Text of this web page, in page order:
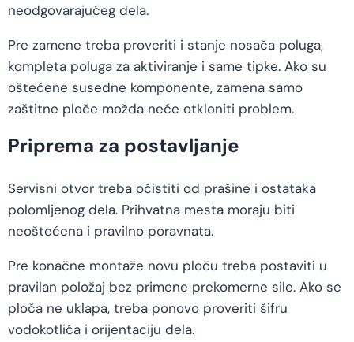
neodgovarajućeg dela.
Pre zamene treba proveriti i stanje nosača poluga,
kompleta poluga za aktiviranje i same tipke. Ako su
oštećene susedne komponente, zamena samo
zaštitne ploče možda neće otkloniti problem.
Priprema za postavljanje
Servisni otvor treba očistiti od prašine i ostataka
polomljenog dela. Prihvatna mesta moraju biti
neoštećena i pravilno poravnata.
Pre konačne montaže novu ploču treba postaviti u
pravilan položaj bez primene prekomerne sile. Ako se
ploča ne uklapa, treba ponovo proveriti šifru
vodokotlića i orijentaciju dela.